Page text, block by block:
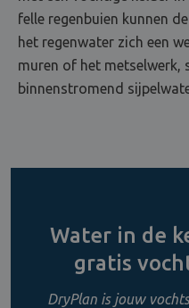
felle regenbuien kunnen
het regenwater zich een
muren of het metselwerk,
binnenstromend
Water in de
gratis
DryPlan is jouw